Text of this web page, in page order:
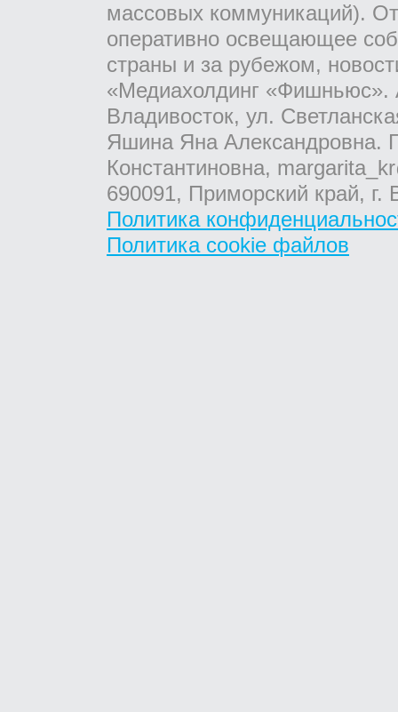
массовых коммуникаций).
оперативно освещающее
страны и за рубежом,
«Медиахолдинг «Фишньюс».
Владивосток, ул.
Яшина Яна Александровна.
Константиновна,
690091, Приморский край,
Политика
Политика cookie файлов